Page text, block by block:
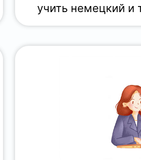
учить немецкий и